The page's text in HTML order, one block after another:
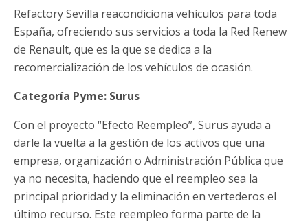
Refactory Sevilla reacondiciona vehículos para toda
España, ofreciendo sus servicios a toda la Red Renew
de Renault, que es la que se dedica a la
recomercialización de los vehículos de ocasión.
Categoría Pyme: Surus
Con el proyecto “Efecto Reempleo”, Surus ayuda a
darle la vuelta a la gestión de los activos que una
empresa, organización o Administración Pública que
ya no necesita, haciendo que el reempleo sea la
principal prioridad y la eliminación en vertederos el
último recurso. Este reempleo forma parte de la